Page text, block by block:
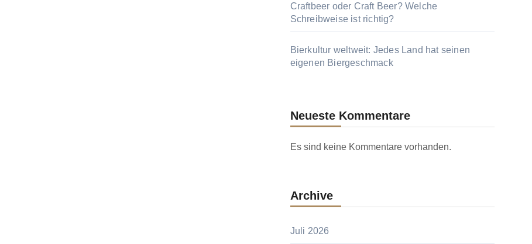
Craftbeer oder Craft Beer? Welche
Schreibweise ist richtig?
Bierkultur weltweit: Jedes Land hat seinen
eigenen Biergeschmack
Neueste Kommentare
Es sind keine Kommentare vorhanden.
Archive
Juli 2026